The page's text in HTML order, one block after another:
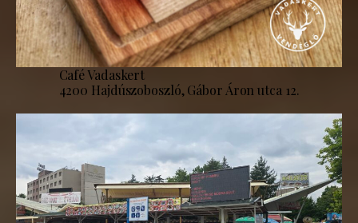
Café Vadaskert
4200 Hajdúszoboszló, Gábor Áron utca 12.